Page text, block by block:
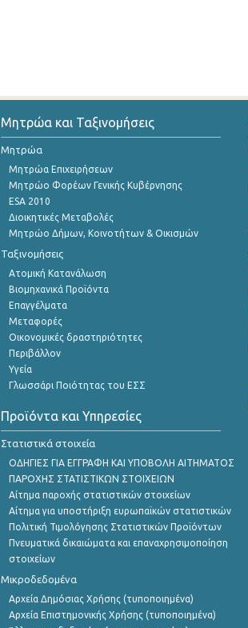
Μητρώα και Ταξινομήσεις
Μητρώα
Μητρώα Επιχειρήσεων
Μητρώο Φορέων Γενικής Κυβέρνησης
ESA 2010
Διοικητικές Μεταβολές
Μητρώο Δήμων, Κοινοτήτων & Οικισμών
Ταξινομήσεις
Ατομική Κατανάλωση
Βιομηχανικά Προϊόντα
Επαγγέλματα
Μεταφορές
Οικονομικές δραστηριότητες
Περιβάλλον
Υγεία
Γλωσσάρι Ποιότητας του ΕΣΣ
Προϊόντα και Υπηρεσίες
Στατιστικά στοιχεία
ΟΔΗΓΙΕΣ ΓΙΑ ΕΓΓΡΑΦΗ ΚΑΙ ΥΠΟΒΟΛΗ ΑΙΤΗΜΑΤΟΣ
ΠΑΡΟΧΗΣ ΣΤΑΤΙΣΤΙΚΩΝ ΣΤΟΙΧΕΙΩΝ
Αίτημα παροχής στατιστικών στοιχείων
Αίτημα για υποστήριξη ευρωπαϊκών στατιστικών
Πολιτική Τιμολόγησης Στατιστικών Προϊόντων
Πνευματικά δικαιώματα και επαναχρησιμοποίηση
στοιχείων
Μικροδεδομένα
Αρχεία Δημόσιας Χρήσης (τυποποιημένα)
Αρχεία Επιστημονικής Χρήσης (τυποποιημένα)